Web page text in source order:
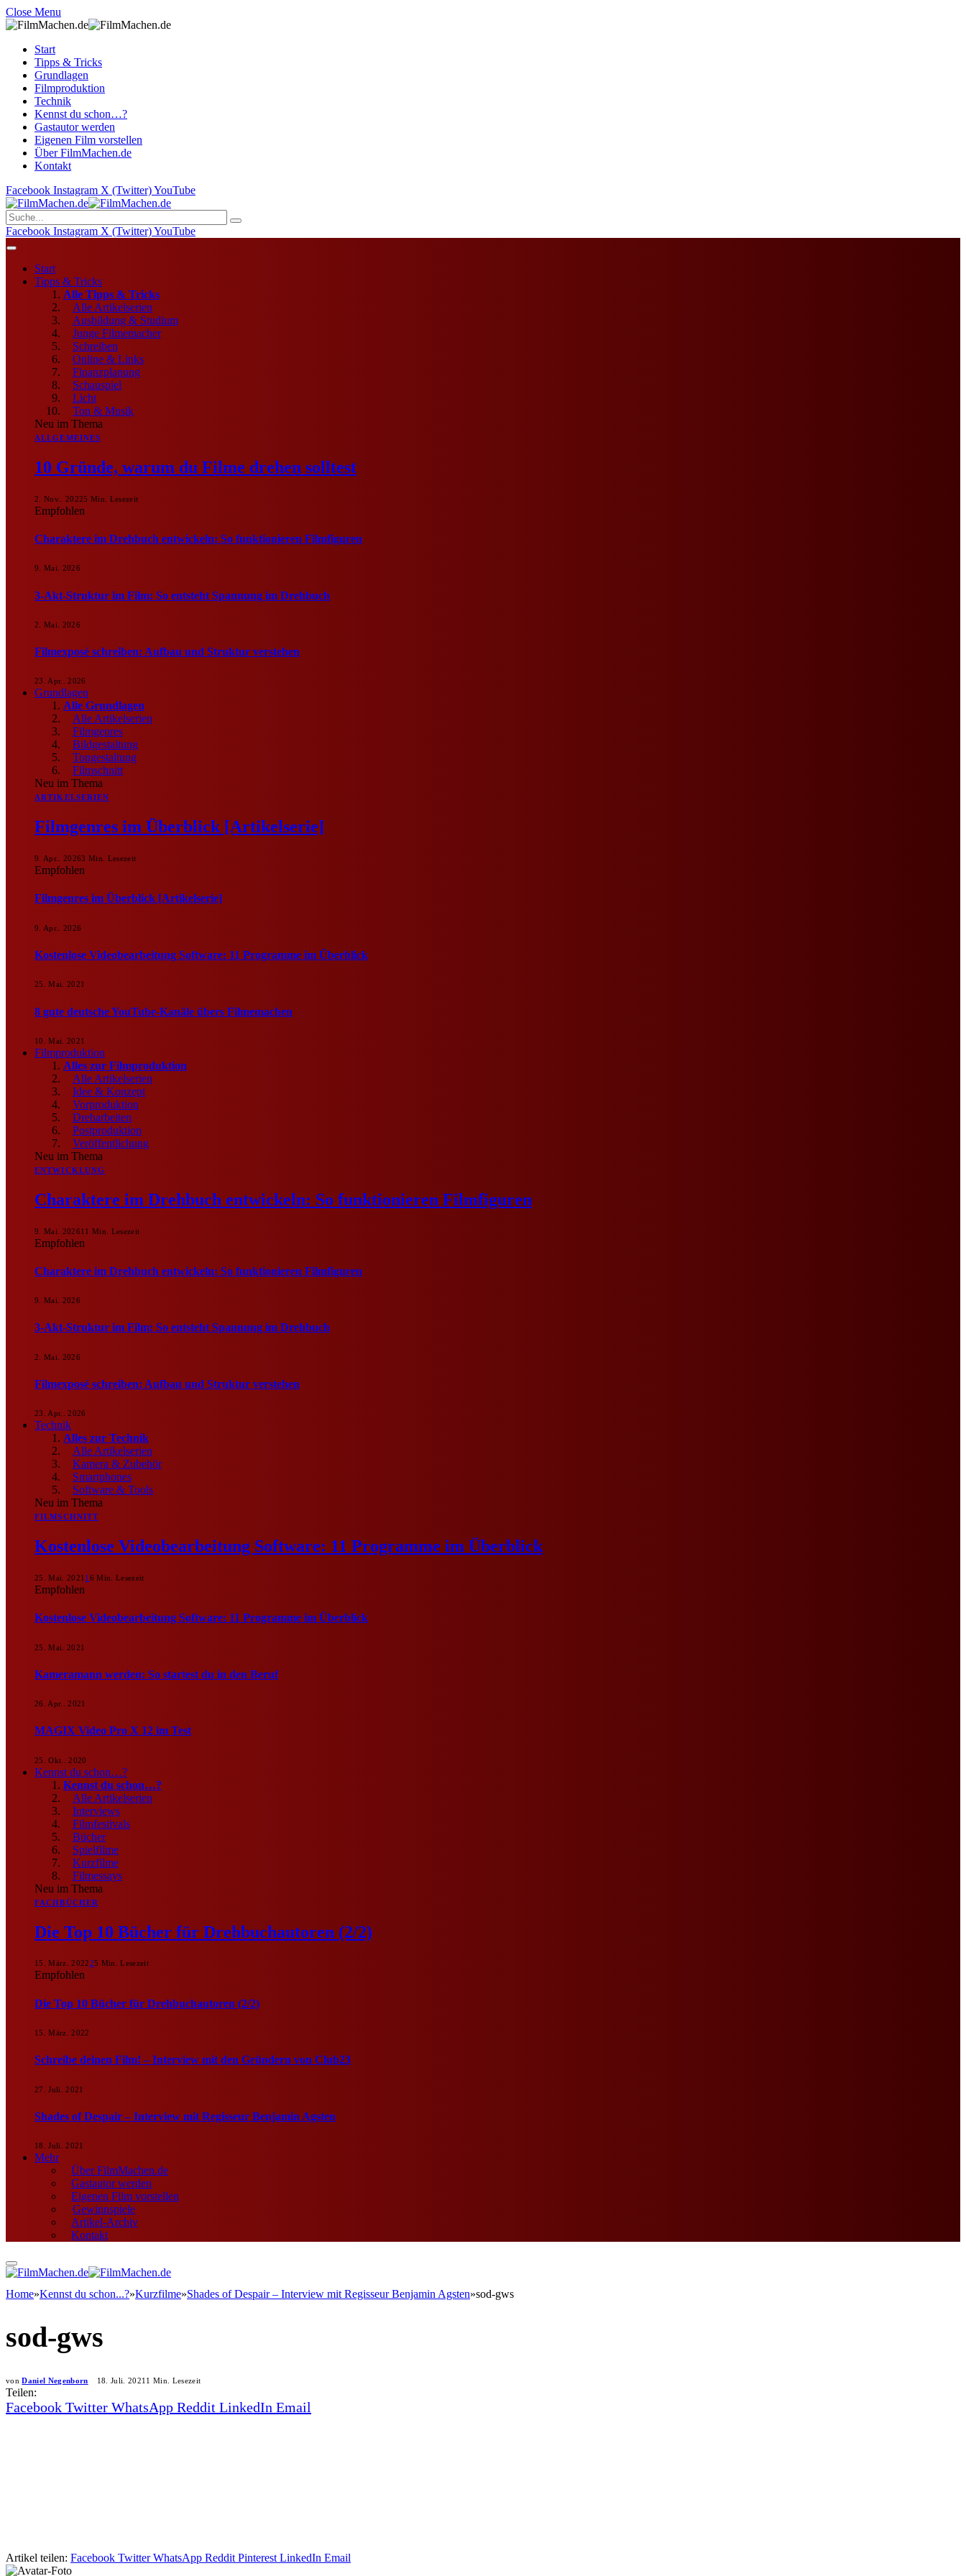
Close Menu
Start
Tipps & Tricks
Grundlagen
Filmproduktion
Technik
Kennst du schon…?
Gastautor werden
Eigenen Film vorstellen
Über FilmMachen.de
Kontakt
Facebook Instagram X (Twitter)YouTube
Facebook Instagram X (Twitter)YouTube
Start
Tipps & Tricks
Alle Tipps & Tricks
Alle Artikelserien
Ausbildung & Studium
Junge Filmemacher
Schreiben
Online & Links
Finanzplanung
Schauspiel
Licht
Ton & Musik
Neu im Thema
ALLGEMEINES
10 Gründe, warum du Filme drehen solltest
2. Nov.. 20225 Min. Lesezeit
Empfohlen
Charaktere im Drehbuch entwickeln: So funktionieren Filmfiguren
9. Mai. 2026
3-Akt-Struktur im Film: So entsteht Spannung im Drehbuch
2. Mai. 2026
Filmexposé schreiben: Aufbau und Struktur verstehen
23. Apr.. 2026
Grundlagen
Alle Grundlagen
Alle Artikelserien
Filmgenres
Bildgestaltung
Tongestaltung
Filmschnitt
Neu im Thema
ARTIKELSERIEN
Filmgenres im Überblick [Artikelserie]
9. Apr.. 20263 Min. Lesezeit
Empfohlen
Filmgenres im Überblick [Artikelserie]
9. Apr.. 2026
Kostenlose Videobearbeitung Software: 11 Programme im Überblick
25. Mai. 2021
8 gute deutsche YouTube-Kanäle übers Filmemachen
10. Mai. 2021
Filmproduktion
Alles zur Filmproduktion
Alle Artikelserien
Idee & Konzept
Vorproduktion
Dreharbeiten
Postproduktion
Veröffentlichung
Neu im Thema
ENTWICKLUNG
Charaktere im Drehbuch entwickeln: So funktionieren Filmfiguren
9. Mai. 202611 Min. Lesezeit
Empfohlen
Charaktere im Drehbuch entwickeln: So funktionieren Filmfiguren
9. Mai. 2026
3-Akt-Struktur im Film: So entsteht Spannung im Drehbuch
2. Mai. 2026
Filmexposé schreiben: Aufbau und Struktur verstehen
23. Apr.. 2026
Technik
Alles zur Technik
Alle Artikelserien
Kamera & Zubehör
Smartphones
Software & Tools
Neu im Thema
FILMSCHNITT
Kostenlose Videobearbeitung Software: 11 Programme im Überblick
25. Mai. 2021 1 6 Min. Lesezeit
Empfohlen
Kostenlose Videobearbeitung Software: 11 Programme im Überblick
25. Mai. 2021
Kameramann werden: So startest du in den Beruf
26. Apr.. 2021
MAGIX Video Pro X 12 im Test
25. Okt.. 2020
Kennst du schon…?
Kennst du schon…?
Alle Artikelserien
Interviews
Filmfestivals
Bücher
Spielfilme
Kurzfilme
Filmessays
Neu im Thema
FACHBÜCHER
Die Top 10 Bücher für Drehbuchautoren (2/2)
15. März. 202225 Min. Lesezeit
Empfohlen
Die Top 10 Bücher für Drehbuchautoren (2/2)
15. März. 2022
Schreibe deinen Film! – Interview mit den Gründern von Club23
27. Juli. 2021
Shades of Despair – Interview mit Regisseur Benjamin Agsten
18. Juli. 2021
Mehr
Über FilmMachen.de
Gastautor werden
Eigenen Film vorstellen
Gewinnspiele
Artikel-Archiv
Kontakt
Home»Kennst du schon...?»Kurzfilme»Shades of Despair – Interview mit Regisseur Benjamin Agsten»sod-gws
sod-gws
von Daniel Negenborn 18. Juli. 2021 1 Min. Lesezeit
Teilen:
Facebook Twitter WhatsApp Reddit LinkedIn Email
Artikel teilen: Facebook Twitter WhatsApp Reddit Pinterest LinkedIn Email